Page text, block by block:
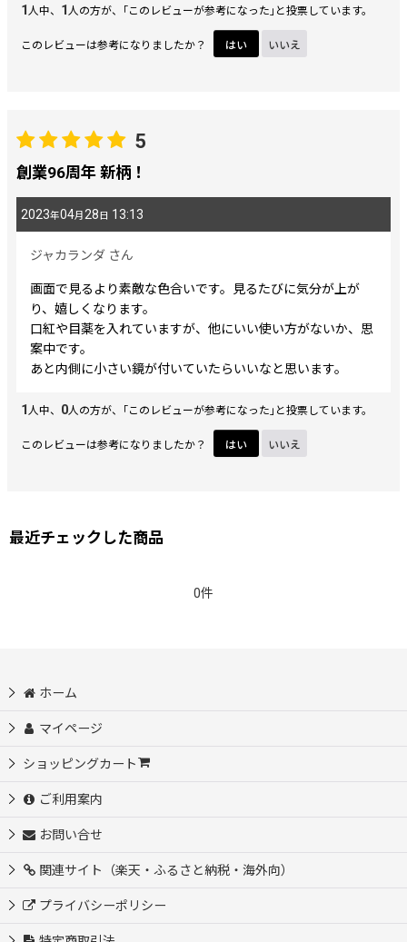
1人中、 1人の方が、｢このレビューが参考になった｣と投票しています。
このレビューは参考になりましたか？ はい いいえ
5
創業96周年 新柄！
2023年04月 28 日 13:13
ジャカランダ さん
画面で見るより素敵な色合いです。見るたびに気分が上が
り、嬉しくなります。
口紅や目薬を入れていますが、他にいい使い方がないか、思
案中です。
あと内側に小さい鏡が付いていたらいいなと思います。
1人中、 0人の方が、｢このレビューが参考になった｣と投票しています。
このレビューは参考になりましたか？ はい いいえ
最近チェックした商品
0件
ホーム
マイページ
ショッピングカート
ご利用案内
お問い合せ
関連サイト（楽天・ふるさと納税・海外向）
プライバシーポリシー